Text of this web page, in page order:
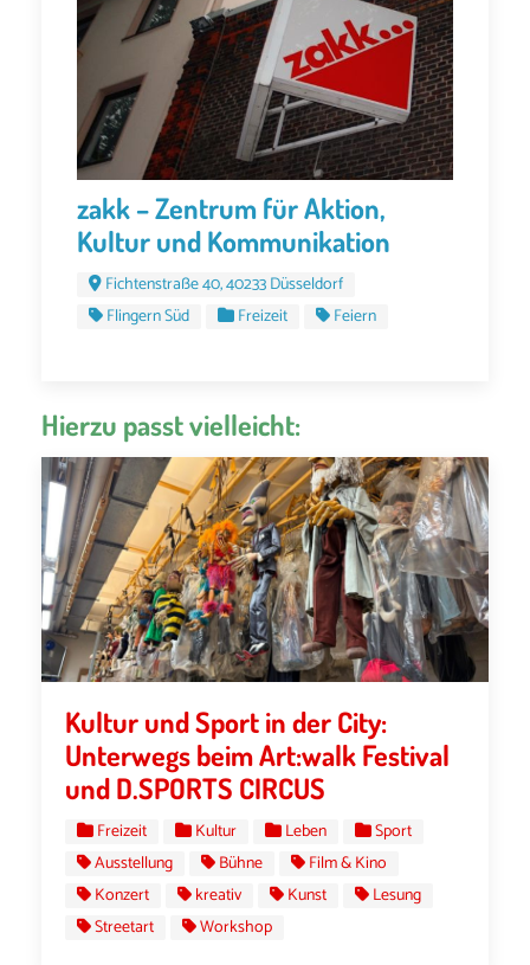
zakk – Zentrum für Aktion,
Kultur und Kommunikation
Fichtenstraße 40, 40233 Düsseldorf
Flingern Süd
Freizeit Feiern
Hierzu passt vielleicht:
Kultur und Sport in der City:
Unterwegs beim Art:walk Festival
und D.SPORTS CIRCUS
Freizeit Kultur Leben
Sport
Ausstellung
Bühne
Film & Kino
Konzert
kreativ Kunst
Lesung
Streetart
Workshop